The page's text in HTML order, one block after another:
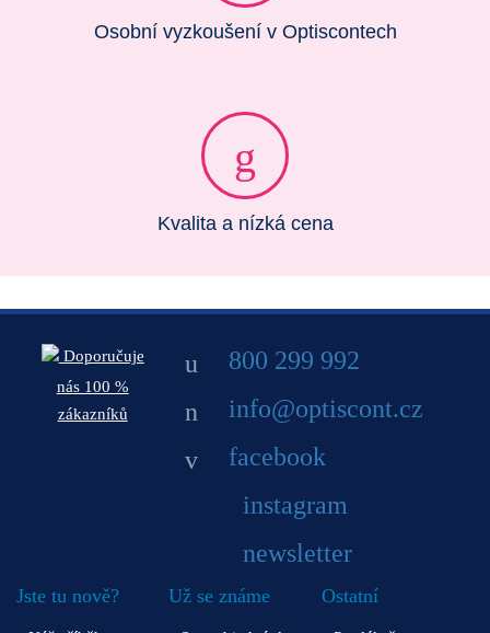
Osobní vyzkoušení v Optiscontech
Kvalita a nízká cena
Doporučuje
nás 100 %
zákazníků
800 299 992
info@optiscont.cz
facebook
instagram
newsletter
Jste tu nově? Už se známe Ostatní